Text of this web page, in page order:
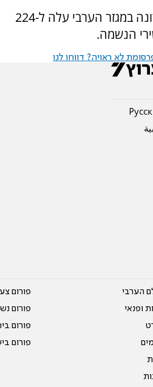
מספר החולים קשה מקורונה במגזר הערבי עלה ל-224
לא ראויה? דווחו לנו
הערבי
ופנאי
פורום
פורום
פורום
פורום